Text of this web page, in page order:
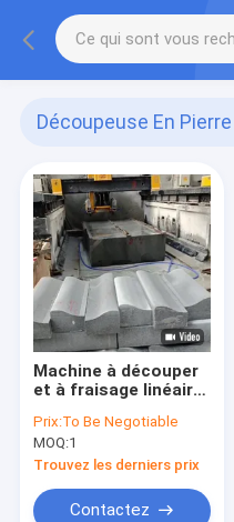
Découpeuse En Pierre
Machine à découper
et à fraisage linéaire
axes
Prix:To Be Negotiable
MOQ:1
Trouvez les derniers prix
Contactez